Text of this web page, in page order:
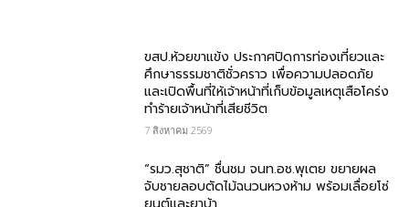
ขสป.ห้วยขาแข้ง ประกาศปิดการท่องเที่ยวและ
ศึกษาธรรมชาติชั่วคราว เพื่อความปลอดภัย
และเปิดพื้นที่ให้เจ้าหน้าที่เก็บข้อมูลเหตุเสือโคร่ง
ทำร้ายเจ้าหน้าที่เสียชีวิต
7 สิงหาคม 2569
“รมว.สุชาติ” ชื่นชม​ จนท.อช.พุเตย​ ขยายผล
จับชายลอบตัดไม้ฉนวนหวงห้าม พร้อมเลื่อยโซ่